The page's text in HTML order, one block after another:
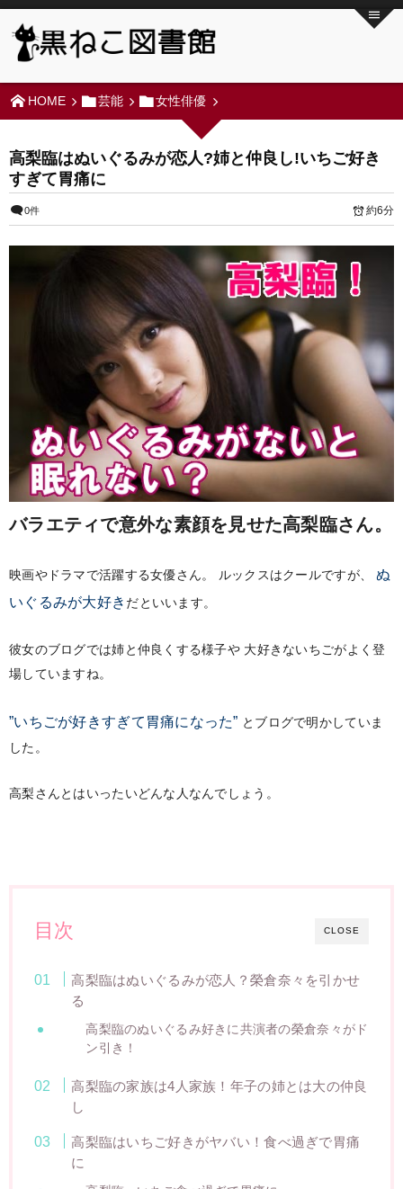
HOME 芸能 女性俳優
高梨臨はぬいぐるみが恋人?姉と仲良し!いちご好き
すぎて胃痛に
0件 約6分
バラエティで意外な素顔を見せた高梨臨さん。
映画やドラマで活躍する女優さん。 ルックスはクールですが、
ぬ
いぐるみが大好き だといいます。
彼女のブログでは姉と仲良くする様子や 大好きないちごがよく登
場していますね。
”いちごが好きすぎて胃痛になった” とブログで明かしていま
した。
高梨さんとはいったいどんな人なんでしょう。
CLOSE
目次
高梨臨はぬいぐるみが恋人？榮倉奈々を引かせ
る
高梨臨のぬいぐるみ好きに共演者の榮倉奈々がド
ン引き！
高梨臨の家族は4人家族！年子の姉とは大の仲良
し
高梨臨はいちご好きがヤバい！食べ過ぎで胃痛
に